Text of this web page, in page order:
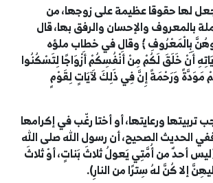
لها حقوقا عظيمة على زوجها، من
بالمعروف والإحسان والرفق بها، قال
بِالْمَعْرُوفِ﴾وقال في خطاب ملؤه
أَنْ خَلَقَ لَكُمْ مِنْ أَنْفُسِكُمْ أَزْوَاجًا لِتَسْكُنُوا
مَوَدَّةً وَرَحْمَةً إِنَّ فِي ذَلِكَ لَآيَاتٍ لِقَوْمٍ
تربيتها ورعايتها، أو أختا رغّب في إكرامها
الحديث الصحيح، أن رسول الله صلى الله
أحدٌ من أُمَّتِي يَعولُ ثلاثَ بَناتٍ، أوْ ثلاثَ
إلا كُنَّ لهُ سِترًا من النارِ).